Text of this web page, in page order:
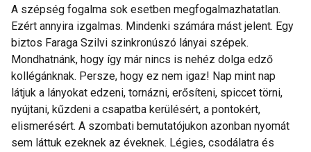
A szépség fogalma sok esetben megfogalmazhatatlan.
Ezért annyira izgalmas. Mindenki számára mást jelent. Egy
biztos Faraga Szilvi szinkronúszó lányai szépek.
Mondhatnánk, hogy így már nincs is nehéz dolga edző
kollégánknak. Persze, hogy ez nem igaz! Nap mint nap
látjuk a lányokat edzeni, tornázni, erősíteni, spiccet törni,
nyújtani, kűzdeni a csapatba kerülésért, a pontokért,
elismerésért. A szombati bemutatójukon azonban nyomát
sem láttuk ezeknek az éveknek. Légies, csodálatra és